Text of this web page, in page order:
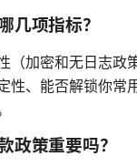
几项指标？
（加密和无日志政
性、能否解锁你常
政策重要吗？